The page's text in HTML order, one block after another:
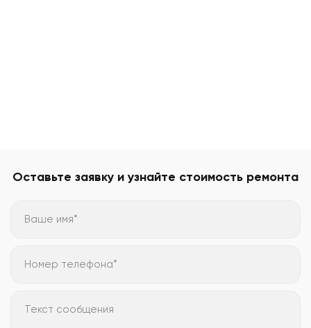
Оставьте заявку и узнайте стоимость ремонта
Ваше имя*
Номер телефона*
Текст сообщения